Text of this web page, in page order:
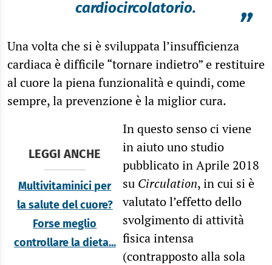
cardiocircolatorio. ”
Una volta che si è sviluppata l’insufficienza
cardiaca è difficile “tornare indietro” e restituire
al cuore la piena funzionalità e quindi, come
sempre, la prevenzione è la miglior cura.
LEGGI ANCHE
Multivitaminici per
la salute del cuore?
Forse meglio
controllare la dieta...
In questo senso ci viene
in aiuto uno studio
pubblicato in Aprile 2018
su Circulation, in cui si è
valutato l’effetto dello
svolgimento di attività
fisica intensa
(contrapposto alla sola